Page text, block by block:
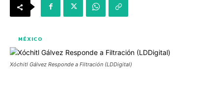
MÉXICO
Xóchitl Gálvez Responde a Filtración (LDDigital)